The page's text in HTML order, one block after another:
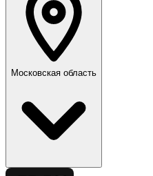
Московская область